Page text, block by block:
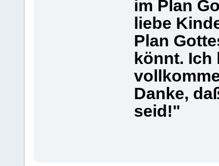
im Plan
liebe
Plan
könnt.
Danke,
seid!"